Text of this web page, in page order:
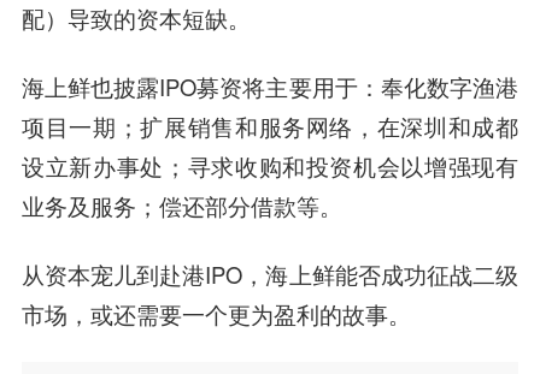
配）导致的资本短缺。
海上鲜也披露IPO募资将主要用于：奉化数字渔港
项目一期；扩展销售和服务网络，在深圳和成都
设立新办事处；寻求收购和投资机会以增强现有
业务及服务；偿还部分借款等。
从资本宠儿到赴港IPO，海上鲜能否成功征战二级
市场，或还需要一个更为盈利的故事。